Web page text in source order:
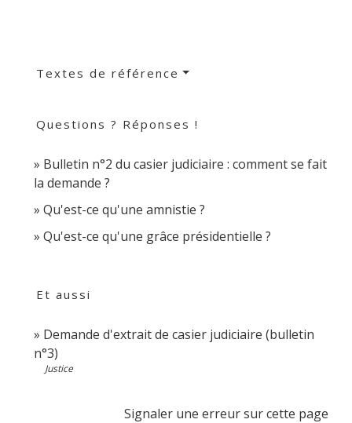
Textes de référence
Questions ? Réponses !
Bulletin n°2 du casier judiciaire : comment se fait
la demande ?
Qu'est-ce qu'une amnistie ?
Qu'est-ce qu'une grâce présidentielle ?
Et aussi
Demande d'extrait de casier judiciaire (bulletin
n°3)
Justice
Signaler une erreur sur cette page